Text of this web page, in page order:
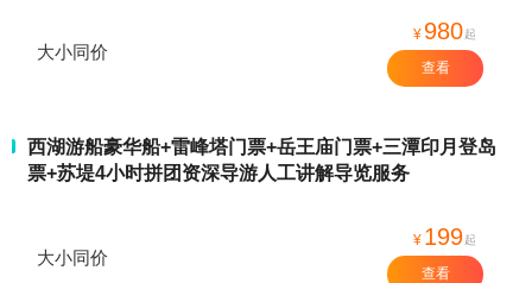
大小同价
¥ 980起
查看
西湖游船豪华船+雷峰塔门票+岳王庙门票+三潭印月登岛
票+苏堤4小时拼团资深导游人工讲解导览服务
大小同价
¥ 199起
查看